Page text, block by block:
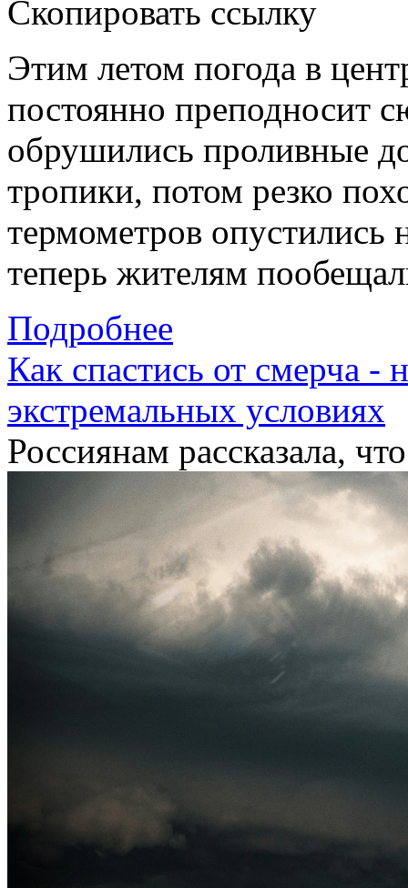
Скопировать ссылку
Этим летом погода в
постоянно преподносит
обрушились проливные
тропики, потом резко
термометров
теперь жителям
Подробнее
Как спастись от смерча -
экстремальных условиях
Россиянам рассказала,